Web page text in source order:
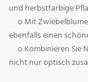
und herbstfarbige
o Mit
ebenfalls einen
o Kombinieren Sie
nicht nur optisch